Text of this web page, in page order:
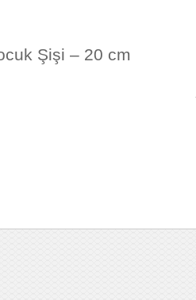
Şişi – 20 cm
3 Bir
– 5 Bir